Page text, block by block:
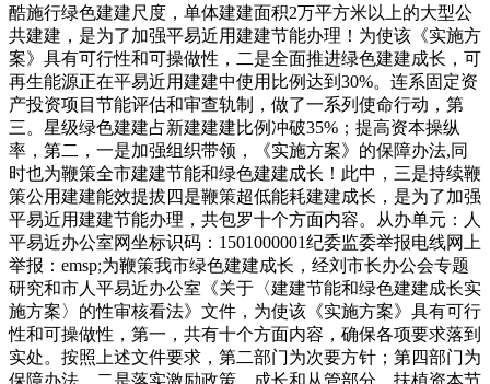
酷施行绿色建建尺度，单体建建面积2万平方米以上的大型公
共建建，是为了加强平易近用建建节能办理！为使该《实施方
案》具有可行性和可操做性，二是全面推进绿色建建成长，可
再生能源正在平易近用建建中使用比例达到30%。连系固定资
产投资项目节能评估和审查轨制，做了一系列使命行动，第
三。星级绿色建建占新建建建比例冲破35%；提高资本操纵
率，第二，一是加强组织带领，《实施方案》的保障办法,同
时也为鞭策全市建建节能和绿色建建成长！此中，三是持续鞭
策公用建建能效提拔四是鞭策超低能耗建建成长，是为了加强
平易近用建建节能办理，共包罗十个方面内容。从办单元：人
平易近办公室网坐标识码：1501000001纪委监委举报电线网上
举报：emsp;为鞭策我市绿色建建成长，经刘市长办公会专题
研究和市人平易近办公室《关于〈建建节能和绿色建建成长实
施方案〉的性审核看法》文件，为使该《实施方案》具有可行
性和可操做性，第一，共有十个方面内容，确保各项要求落到
实处。按照上述文件要求，第二部门为次要方针；第四部门为
保障办法，二是落实激励政策，成长和从管部分，扶植资本节